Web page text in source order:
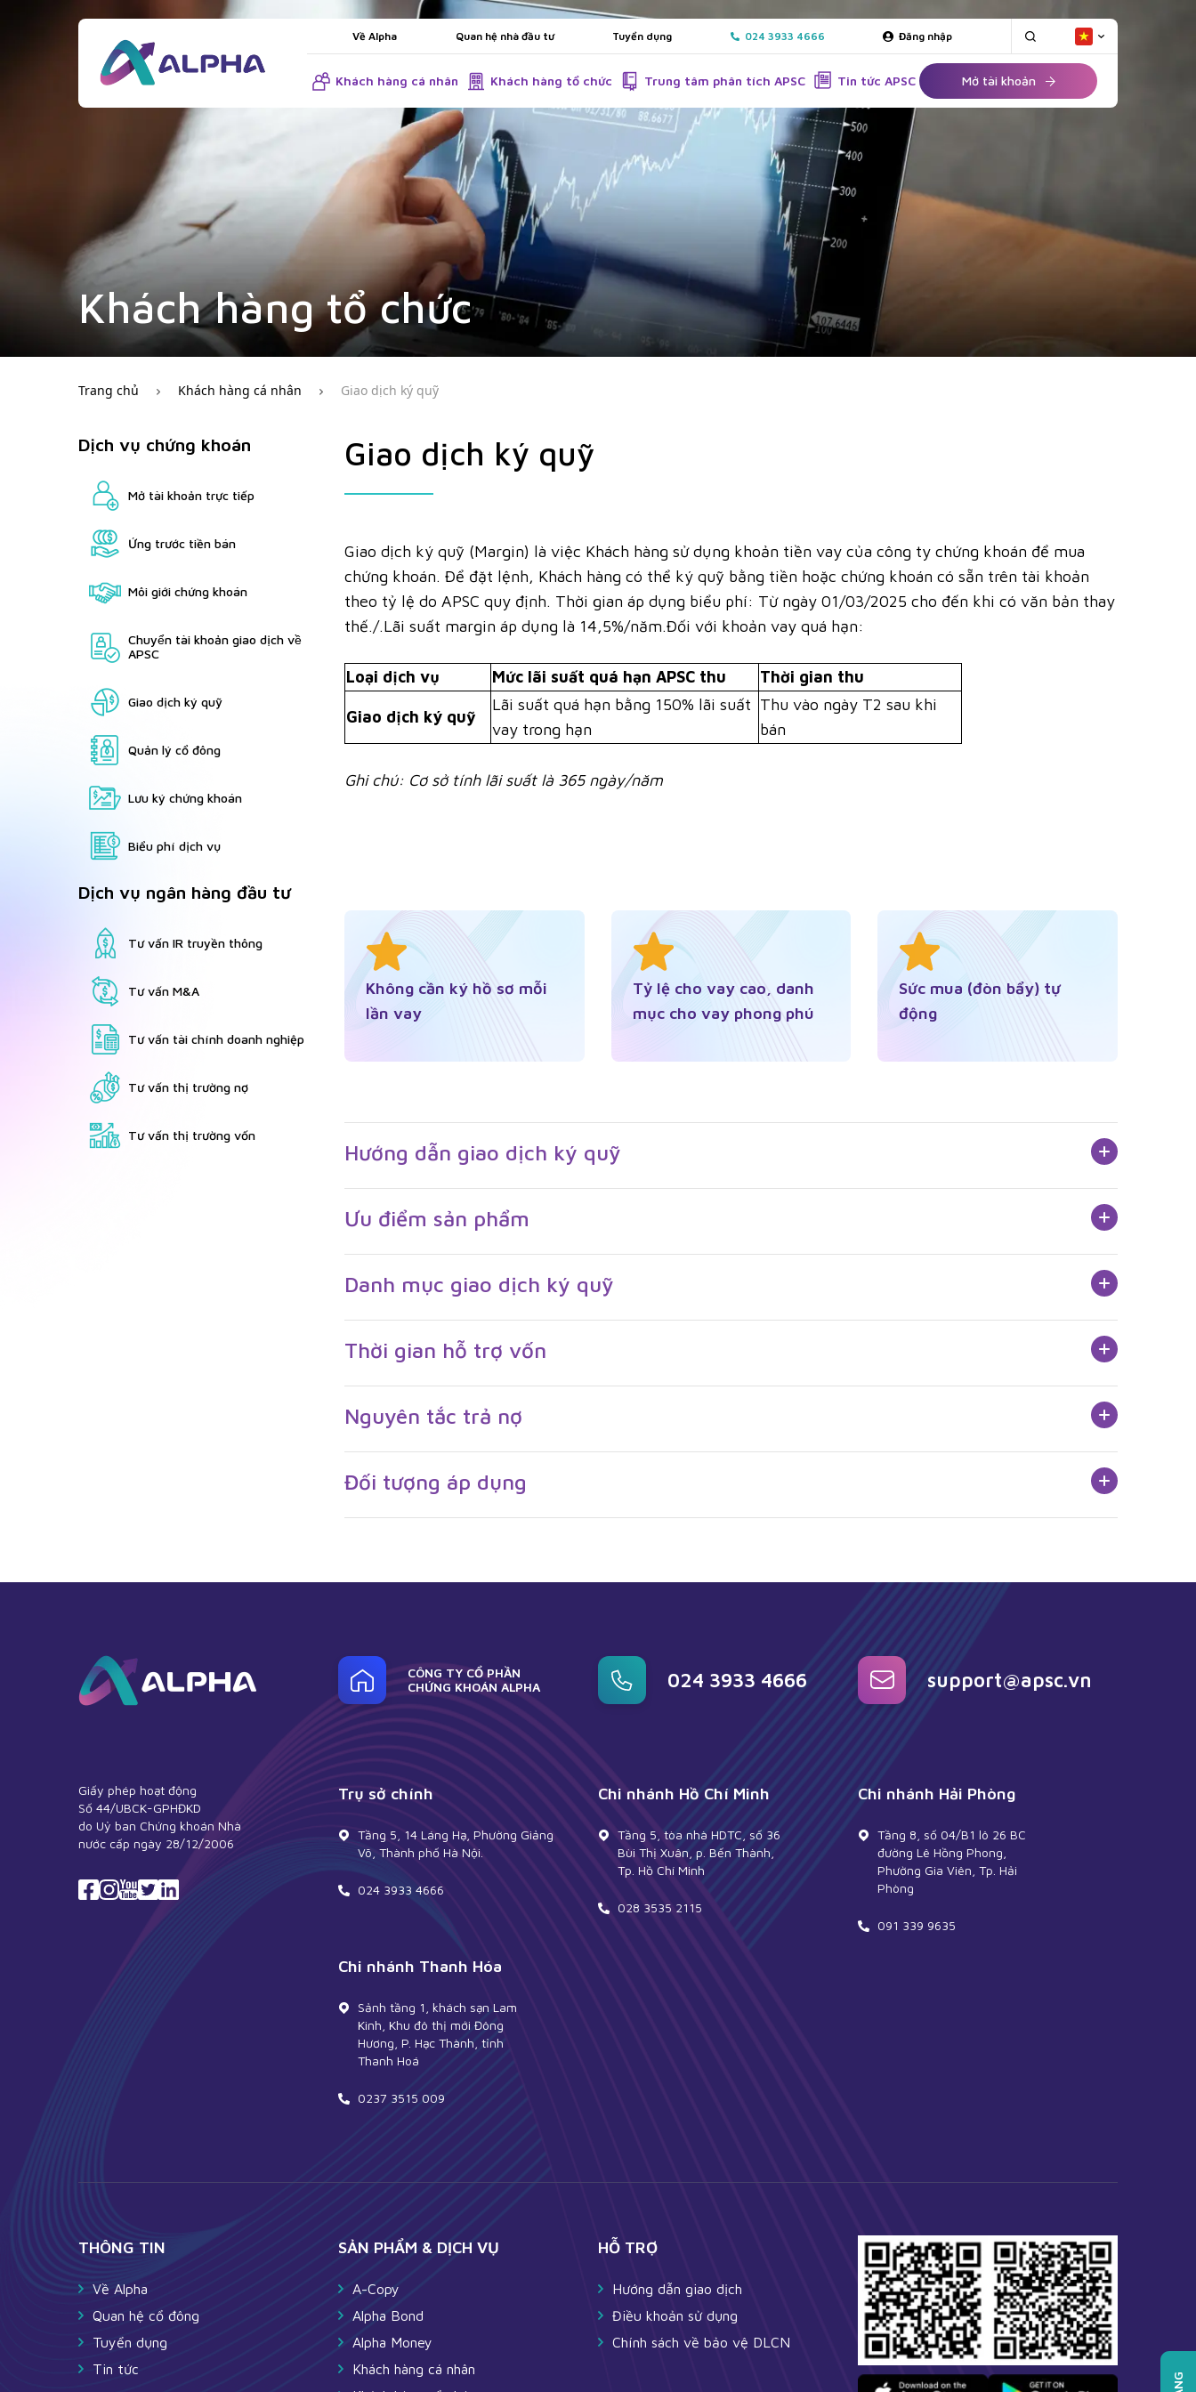
Về Alpha Quan hệ nhà đầu tư Tuyển dụng 024 3933 4666 Đăng nhập
Khách hàng cá nhân Khách hàng tổ chức Trung tâm phân tích APSC Tin tức APSC Mở tài khoản
Khách hàng tổ chức
Trang chủ Khách hàng cá nhân Giao dịch ký quỹ
Dịch vụ chứng khoán
Mở tài khoản trực tiếp
Ứng trước tiền bán
Môi giới chứng khoán
Chuyển tài khoản giao dịch về
APSC
Giao dịch ký quỹ
Quản lý cổ đông
Lưu ký chứng khoán
Biểu phí dịch vụ
Dịch vụ ngân hàng đầu tư
Tư vấn IR truyền thông
Tư vấn M&A
Tư vấn tài chính doanh nghiệp
Tư vấn thị trường nợ
Tư vấn thị trường vốn
Giao dịch ký quỹ
Giao dịch ký quỹ (Margin) là việc Khách hàng sử dụng khoản tiền vay của công ty chứng khoán để mua
chứng khoán. Để đặt lệnh, Khách hàng có thể ký quỹ bằng tiền hoặc chứng khoán có sẵn trên tài khoản
theo tỷ lệ do APSC quy định. Thời gian áp dụng biểu phí: Từ ngày 01/03/2025 cho đến khi có văn bản thay
thế./.Lãi suất margin áp dụng là 14,5%/năm.Đối với khoản vay quá hạn:
Loại dịch vụ Mức lãi suất quá hạn APSC thu Thời gian thu
Giao dịch ký quỹ
Lãi suất quá hạn bằng 150% lãi suất
vay trong hạn
Thu vào ngày T2 sau khi
bán
Ghi chú: Cơ sở tính lãi suất là 365 ngày/năm
Không cần ký hồ sơ mỗi
lần vay
Tỷ lệ cho vay cao, danh
mục cho vay phong phú
Sức mua (đòn bẩy) tự
động
Hướng dẫn giao dịch ký quỹ
Ưu điểm sản phẩm
Danh mục giao dịch ký quỹ
Thời gian hỗ trợ vốn
Nguyên tắc trả nợ
Đối tượng áp dụng
CÔNG TY CỔ PHẦN
CHỨNG KHOÁN ALPHA
024 3933 4666 support@apsc.vn
Giấy phép hoạt động
Số 44/UBCK-GPHĐKD
do Uỷ ban Chứng khoán Nhà
nước cấp ngày 28/12/2006
Trụ sở chính
Tầng 5, 14 Láng Hạ, Phường Giảng
Võ, Thành phố Hà Nội.
024 3933 4666
Chi nhánh Hồ Chí Minh
Tầng 5, tòa nhà HDTC, số 36
Bùi Thị Xuân, p. Bến Thành,
Tp. Hồ Chí Minh
028 3535 2115
Chi nhánh Hải Phòng
Tầng 8, số 04/B1 lô 26 BC
đường Lê Hồng Phong,
Phường Gia Viên, Tp. Hải
Phòng
091 339 9635
Chi nhánh Thanh Hóa
Sảnh tầng 1, khách sạn Lam
Kinh, Khu đô thị mới Đông
Hương, P. Hạc Thành, tỉnh
Thanh Hoá
0237 3515 009
THÔNG TIN
Về Alpha
Quan hệ cổ đông
Tuyển dụng
Tin tức
SẢN PHẨM & DỊCH VỤ
A-Copy
Alpha Bond
Alpha Money
Khách hàng cá nhân
HỖ TRỢ
Hướng dẫn giao dịch
Điều khoản sử dụng
Chính sách về bảo vệ DLCN